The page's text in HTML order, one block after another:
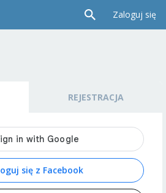
Zaloguj się
REJESTRACJA
się z Facebook